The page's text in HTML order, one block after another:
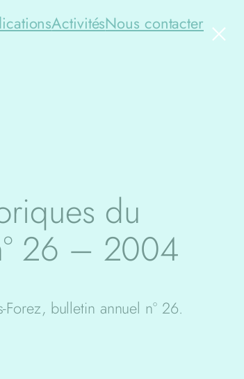
ActivitésNous contacter
du
26 – 2004
bulletin annuel n° 26.
×